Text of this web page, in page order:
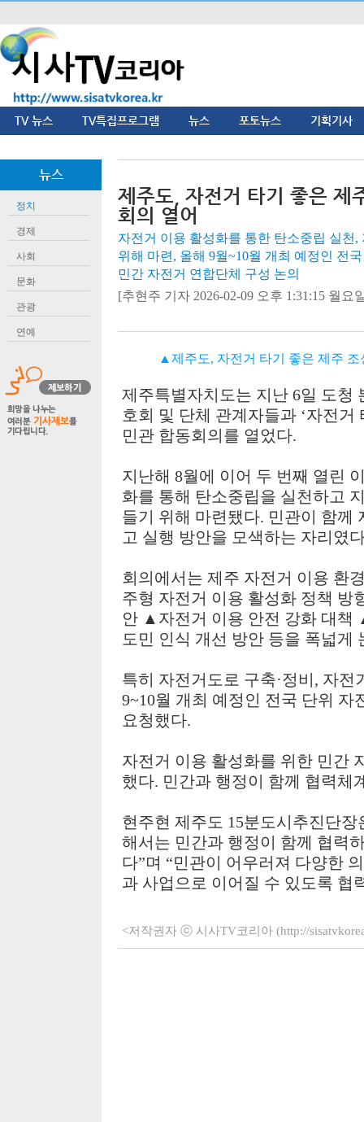
TV 뉴스 TV특집프로그램 뉴스 포토뉴스 기획기사
뉴스
정치
경제
사회
문화
관광
연예
제주도, 자전거 타기 좋은 제
회의 열어
자전거 이용 활성화를 통한 탄소중립 실천
위해 마련, 올해 9월~10월 개최 예정인 전
민간 자전거 연합단체 구성 논의
[추현주 기자 2026-02-09 오후 1:31:15 월요
▲제주도, 자전거 타기 좋은 제주
제주특별자치도는 지난 6일 도청
호회 및 단체 관계자들과 ‘자전거
민관 합동회의를 열었다.
지난해 8월에 이어 두 번째 열린
화를 통해 탄소중립을 실천하고
들기 위해 마련됐다. 민관이 함께
고 실행 방안을 모색하는 자리였
회의에서는 제주 자전거 이용 환
주형 자전거 이용 활성화 정책 방
안 ▲ 자전거 이용 안전 강화 대책
도민 인식 개선 방안 등을 폭넓게
특히 자전거도로 구축·정비 , 자전
9~10월 개최 예정인 전국 단위 자
요청했다.
자전거 이용 활성화를 위한 민간
했다. 민간과 행정이 함께 협력체
현주현 제주도 15분도시추진단
해서는 민간과 행정이 함께 협력
다”며 “민관이 어우러져 다양한
과 사업으로 이어질 수 있도록 협
<저작권자 ⓒ 시사TV코리아 (http://